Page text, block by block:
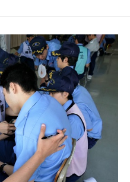
校の1年生のモチベーション
・・・